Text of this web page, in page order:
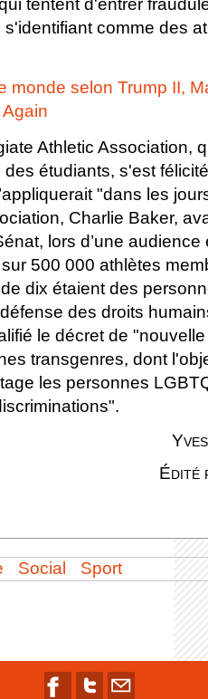
s'identifiant comme des
monde selon Trump II,
Athletic Association,
étudiants, s'est
"dans les
Charlie Baker,
lors d’une
500 000 athlètes
dix étaient des
des droits
le décret de
transgenres, dont
les personnes
Édité
Social Sport